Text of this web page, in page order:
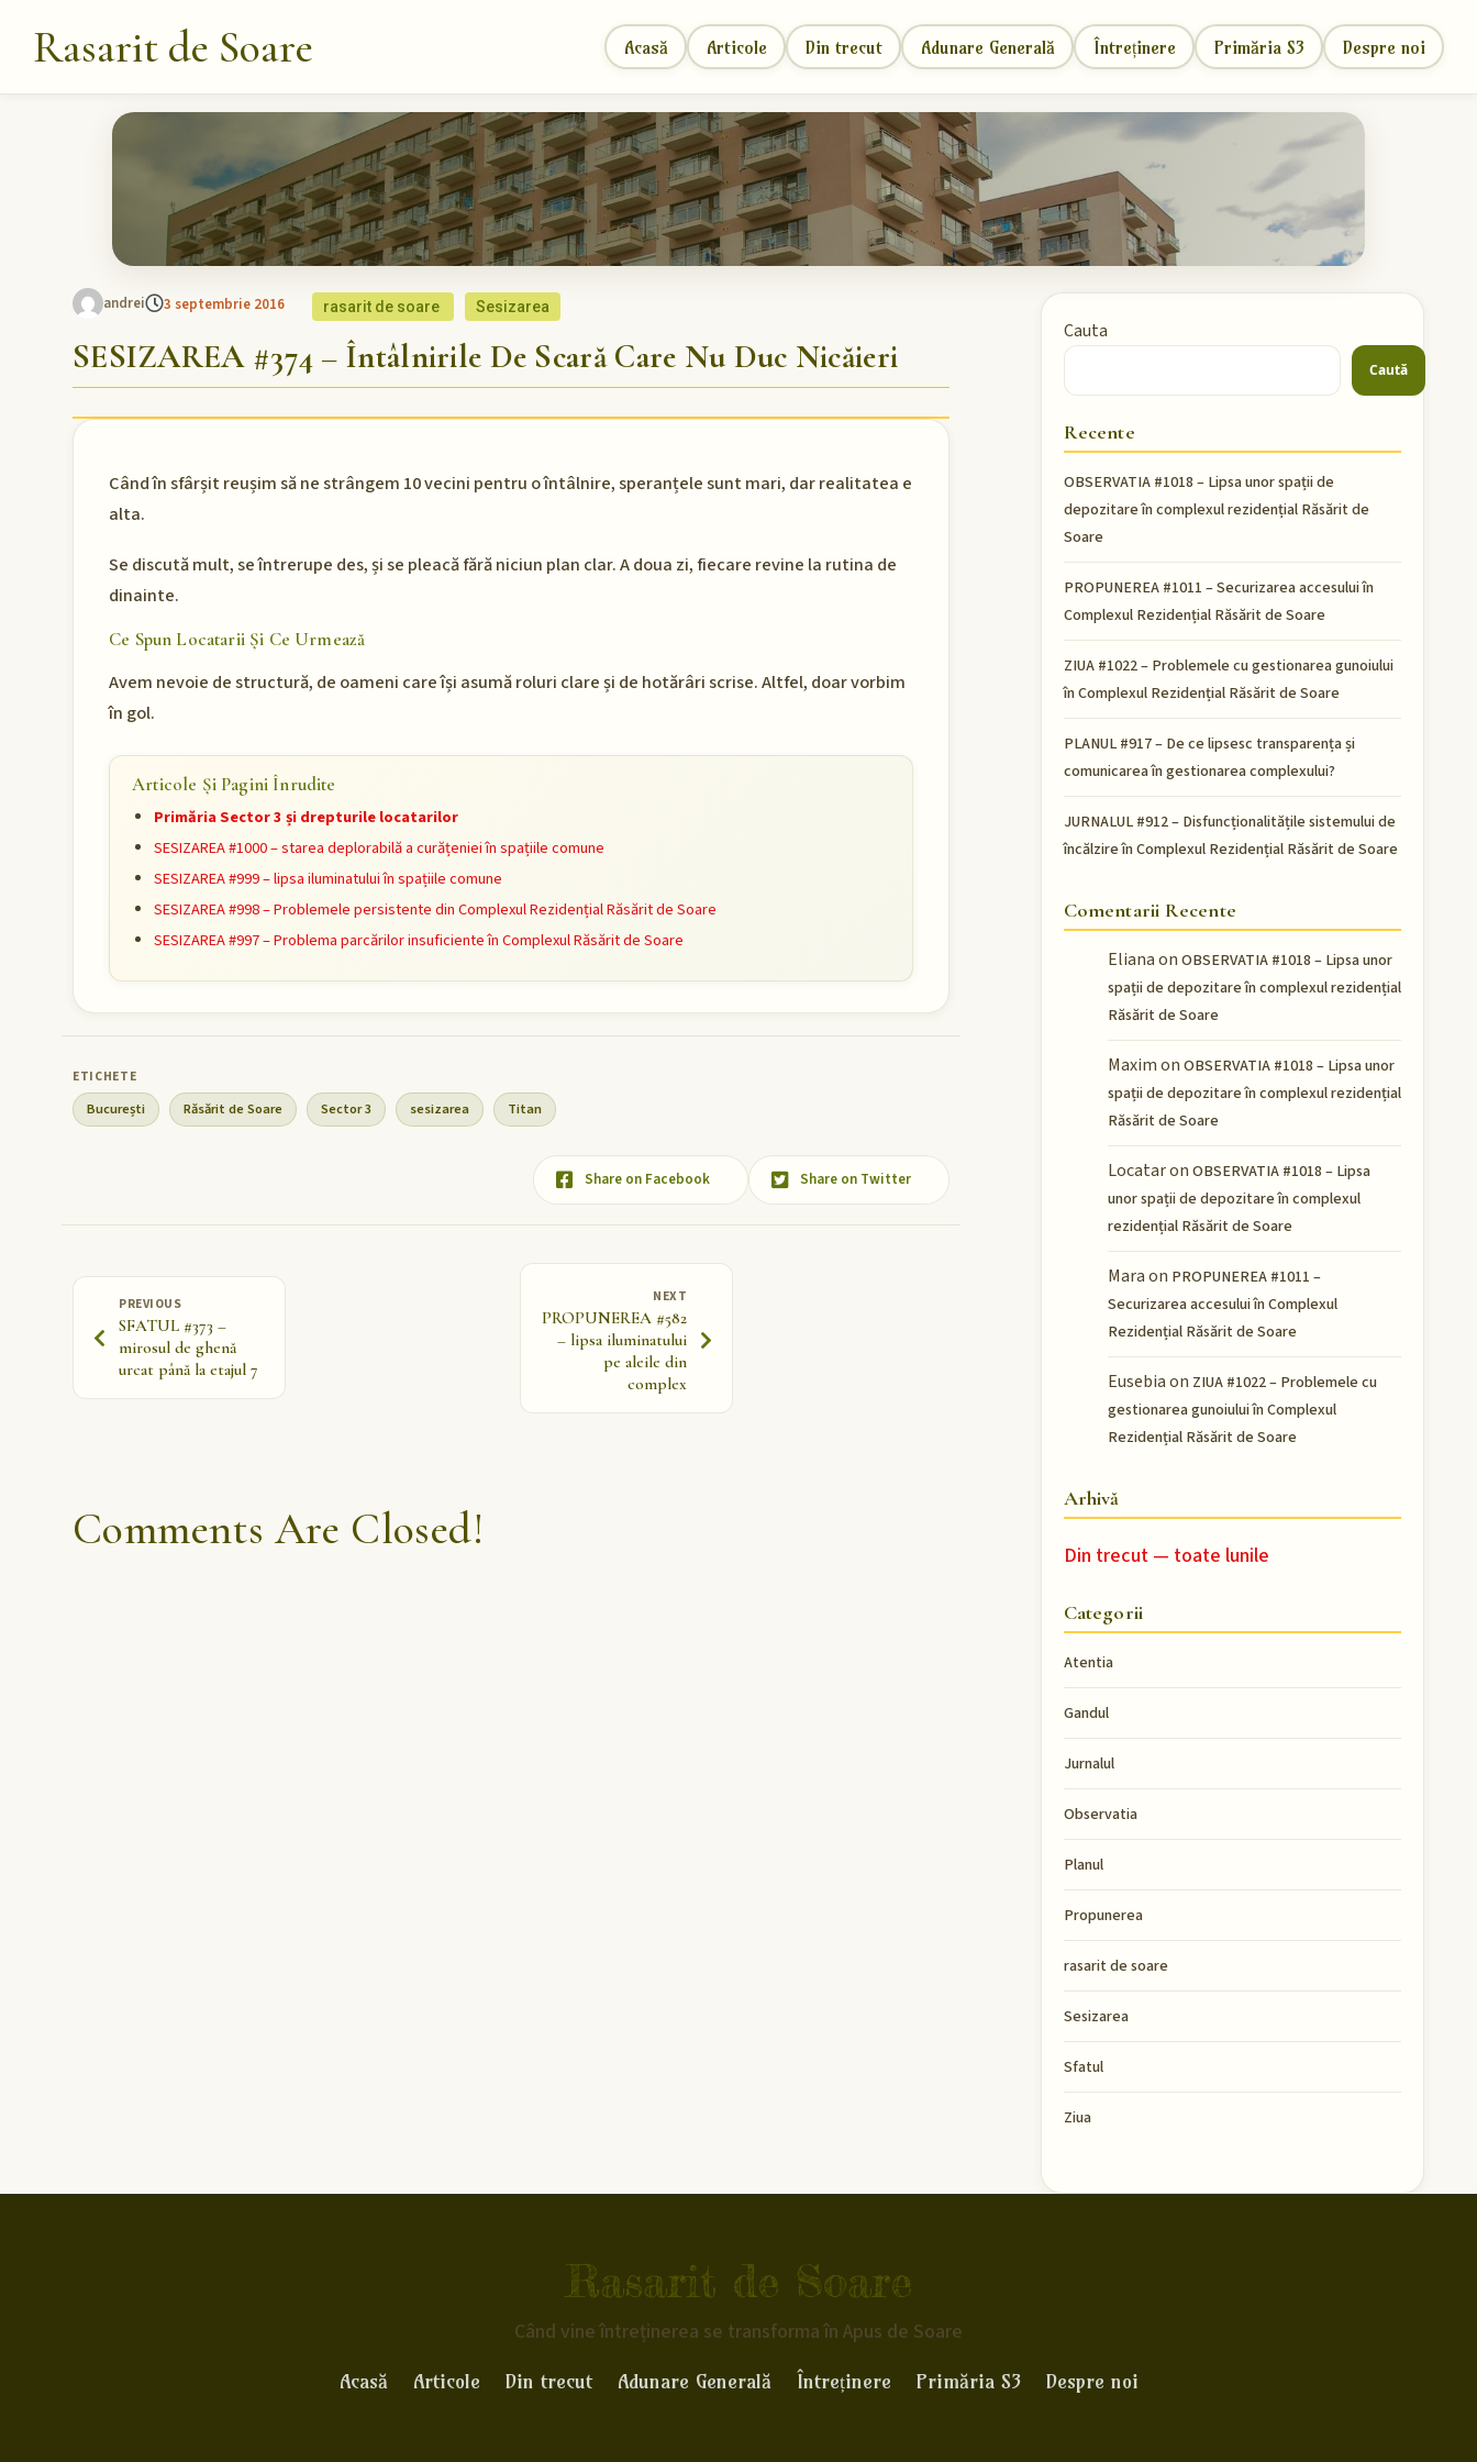
Rasarit de Soare Acasă Articole Din trecut Adunare Generală Întreținere Primăria S3 Despre noi
andrei 3 septembrie 2016 rasarit de soare Sesizarea
SESIZAREA #374 – Întâlnirile De Scară Care Nu Duc Nicăieri
Când în sfârșit reușim să ne strângem 10 vecini pentru o întâlnire, speranțele sunt mari, dar realitatea e
alta.
Se discută mult, se întrerupe des, și se pleacă fără niciun plan clar. A doua zi, fiecare revine la rutina de
dinainte.
Ce Spun Locatarii Și Ce Urmează
Avem nevoie de structură, de oameni care își asumă roluri clare și de hotărâri scrise. Altfel, doar vorbim
în gol.
Articole Și Pagini Înrudite
Primăria Sector 3 și drepturile locatarilor
SESIZAREA #1000 – starea deplorabilă a curățeniei în spațiile comune
SESIZAREA #999 – lipsa iluminatului în spațiile comune
SESIZAREA #998 – Problemele persistente din Complexul Rezidențial Răsărit de Soare
SESIZAREA #997 – Problema parcărilor insuficiente în Complexul Răsărit de Soare
București Răsărit de Soare Sector 3 sesizarea Titan
Share on Facebook Share on Twitter
PREVIOUS
SFATUL #373 –
mirosul de ghenă
urcat până la etajul 7
NEXT
PROPUNEREA #582
– lipsa iluminatului
pe aleile din
complex
Comments Are Closed!
Cauta
Caută
Recente
OBSERVATIA #1018 – Lipsa unor spații de
depozitare în complexul rezidențial Răsărit de
Soare
PROPUNEREA #1011 – Securizarea accesului în
Complexul Rezidențial Răsărit de Soare
ZIUA #1022 – Problemele cu gestionarea gunoiului
în Complexul Rezidențial Răsărit de Soare
PLANUL #917 – De ce lipsesc transparența și
comunicarea în gestionarea complexului?
JURNALUL #912 – Disfuncționalitățile sistemului de
încălzire în Complexul Rezidențial Răsărit de Soare
Comentarii Recente
Elianaon OBSERVATIA #1018 – Lipsa unor
spații de depozitare în complexul rezidențial
Răsărit de Soare
Maximon OBSERVATIA #1018 – Lipsa unor
spații de depozitare în complexul rezidențial
Răsărit de Soare
Locataron OBSERVATIA #1018 – Lipsa
unor spații de depozitare în complexul
rezidențial Răsărit de Soare
Maraon PROPUNEREA #1011 –
Securizarea accesului în Complexul
Rezidențial Răsărit de Soare
Eusebiaon ZIUA #1022 – Problemele cu
gestionarea gunoiului în Complexul
Rezidențial Răsărit de Soare
Arhivă
Din trecut — toate lunile
Categorii
Atentia
Gandul
Jurnalul
Observatia
Planul
Propunerea
rasarit de soare
Sesizarea
Sfatul
Ziua
Rasarit de Soare
Când vine întreținerea se transforma în Apus de Soare
Acasă Articole Din trecut Adunare Generală Întreținere Primăria S3 Despre noi